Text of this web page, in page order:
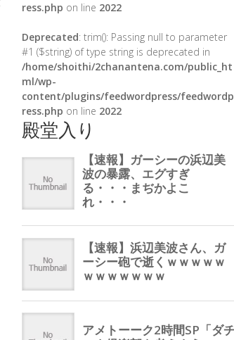
ress.php on line 2022
Deprecated: trim(): Passing null to parameter
#1 ($string) of type string is deprecated in
/home/shoithi/2chanantena.com/public_ht
ml/wp-
content/plugins/feedwordpress/feedwordp
ress.php on line 2022
殿堂入り